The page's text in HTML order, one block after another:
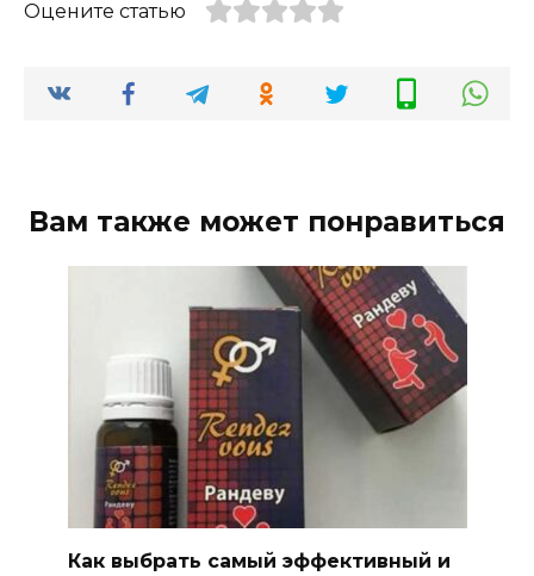
Оцените статью
Вам также может понравиться
Как выбрать самый эффективный и